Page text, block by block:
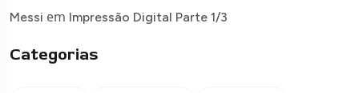
Messi em Impressão Digital Parte 1/3
Categorias